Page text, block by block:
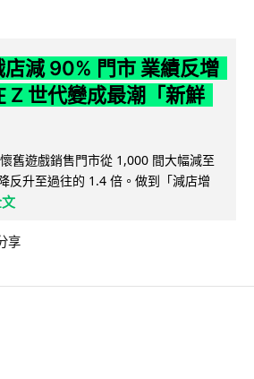
店減 90% 門市 業績反增
Z 世代變成最潮「新鮮
舊遊戲銷售門市從 1,000 間大幅減至
反升至過往的 1.4 倍。做到「減店增
享